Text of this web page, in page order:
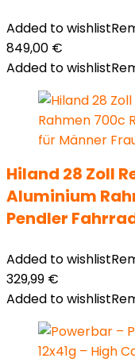
Added to wishlist
849,00 €
Added to wishlist
Hiland 28 Zoll
Aluminium
Pendler
Added to wishlist
329,99 €
Added to wishlist